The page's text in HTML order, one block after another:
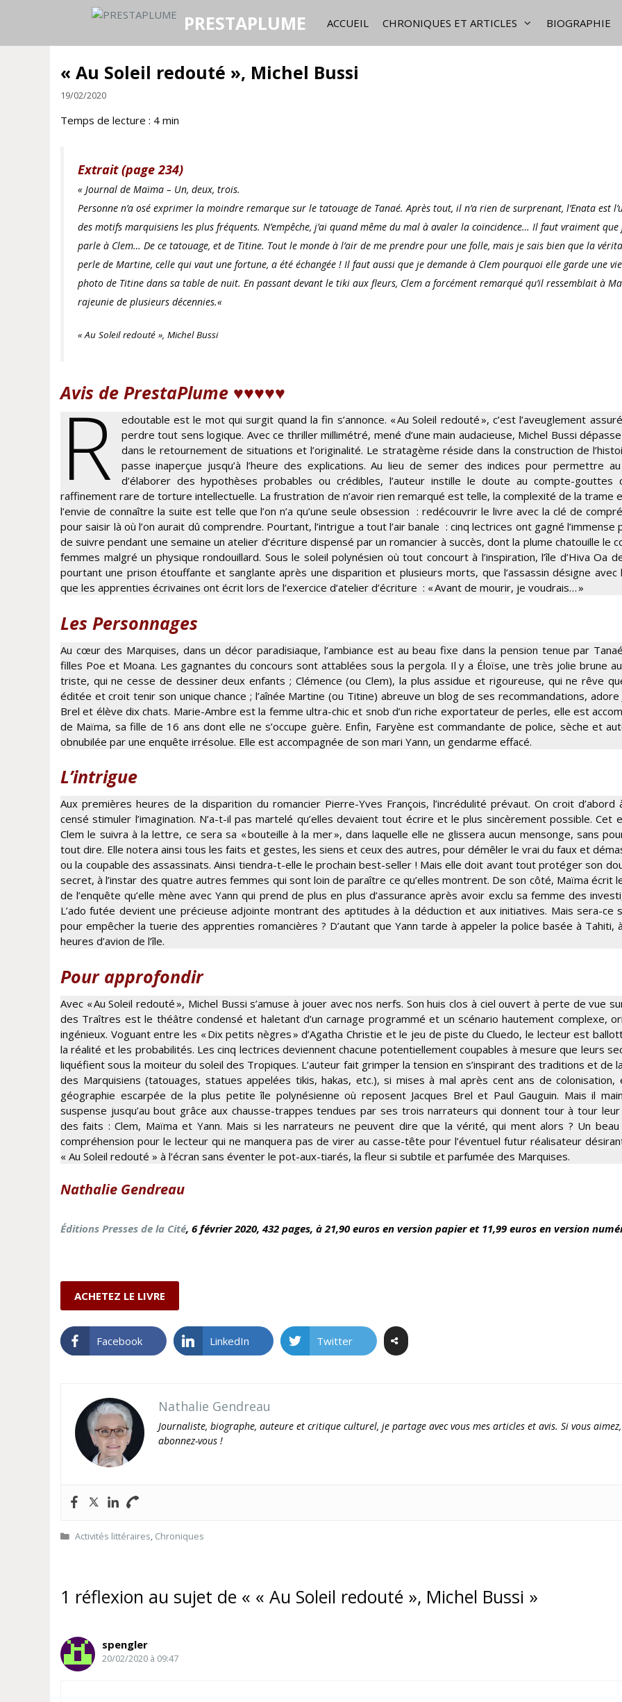
PRESTAPLUME ACCUEIL CHRONIQUES ET ARTICLES BIOGRAPHIE
« Au Soleil redouté », Michel Bussi
19/02/2020
Temps de lecture : 4 min
Extrait (page 234)
« Journal de Maïma – Un, deux, trois.
Personne n’a osé exprimer la moindre remarque sur le tatouage de Tanaé. Après tout, il n’a rien de surprenant, l’Enata est
des motifs marquisiens les plus fréquents. N’empêche, j’ai quand même du mal à avaler la coïncidence… Il faut vraiment que
parle à Clem… De ce tatouage, et de Titine. Tout le monde à l’air de me prendre pour une folle, mais je sais bien que la
perle de Martine, celle qui vaut une fortune, a été échangée ! Il faut aussi que je demande à Clem pourquoi elle garde une
photo de Titine dans sa table de nuit. En passant devant le tiki aux fleurs, Clem a forcément remarqué qu’il ressemblait à
rajeunie de plusieurs décennies.«
« Au Soleil redouté », Michel Bussi
Avis de PrestaPlume ♥♥♥♥♥
R
edoutable est le mot qui surgit quand la fin s’annonce. « Au Soleil redouté », c’est l’aveuglement
perdre tout sens logique. Avec ce thriller millimétré, mené d’une main audacieuse, Michel Bussi
dans le retournement de situations et l’originalité. Le stratagème réside dans la construction de
passe inaperçue jusqu’à l’heure des explications. Au lieu de semer des indices pour permettre
d’élaborer des hypothèses probables ou crédibles, l’auteur instille le doute au compte-gouttes
raffinement rare de torture intellectuelle. La frustration de n’avoir rien remarqué est telle, la complexité de la trame
l’envie de connaître la suite est telle que l’on n’a qu’une seule obsession : redécouvrir le livre avec la clé de
pour saisir là où l’on aurait dû comprendre. Pourtant, l’intrigue a tout l’air banale : cinq lectrices ont gagné l’immense
de suivre pendant une semaine un atelier d’écriture dispensé par un romancier à succès, dont la plume chatouille le
femmes malgré un physique rondouillard. Sous le soleil polynésien où tout concourt à l’inspiration, l’île d’Hiva Oa
pourtant une prison étouffante et sanglante après une disparition et plusieurs morts, que l’assassin désigne
que les apprenties écrivaines ont écrit lors de l’exercice d’atelier d’écriture : « Avant de mourir, je voudrais… »
Les Personnages
Au cœur des Marquises, dans un décor paradisiaque, l’ambiance est au beau fixe dans la pension tenue par
filles Poe et Moana. Les gagnantes du concours sont attablées sous la pergola. Il y a Éloïse, une très jolie brune
triste, qui ne cesse de dessiner deux enfants ; Clémence (ou Clem), la plus assidue et rigoureuse, qui ne rêve
éditée et croit tenir son unique chance ; l’aînée Martine (ou Titine) abreuve un blog de ses recommandations, adore
Brel et élève dix chats. Marie-Ambre est la femme ultra-chic et snob d’un riche exportateur de perles, elle est
de Maïma, sa fille de 16 ans dont elle ne s’occupe guère. Enfin, Faryène est commandante de police, sèche et
obnubilée par une enquête irrésolue. Elle est accompagnée de son mari Yann, un gendarme effacé.
L’intrigue
Aux premières heures de la disparition du romancier Pierre-Yves François, l’incrédulité prévaut. On croit d’abord
censé stimuler l’imagination. N’a-t-il pas martelé qu’elles devaient tout écrire et le plus sincèrement possible. Cet
Clem le suivra à la lettre, ce sera sa « bouteille à la mer », dans laquelle elle ne glissera aucun mensonge, sans
tout dire. Elle notera ainsi tous les faits et gestes, les siens et ceux des autres, pour démêler le vrai du faux et
ou la coupable des assassinats. Ainsi tiendra-t-elle le prochain best-seller ! Mais elle doit avant tout protéger son
secret, à l’instar des quatre autres femmes qui sont loin de paraître ce qu’elles montrent. De son côté, Maïma écrit
de l’enquête qu’elle mène avec Yann qui prend de plus en plus d’assurance après avoir exclu sa femme des
L’ado futée devient une précieuse adjointe montrant des aptitudes à la déduction et aux initiatives. Mais sera-ce
pour empêcher la tuerie des apprenties romancières ? D’autant que Yann tarde à appeler la police basée à Tahiti,
heures d’avion de l’île.
Pour approfondir
Avec « Au Soleil redouté », Michel Bussi s’amuse à jouer avec nos nerfs. Son huis clos à ciel ouvert à perte de vue
des Traîtres est le théâtre condensé et haletant d’un carnage programmé et un scénario hautement complexe,
ingénieux. Voguant entre les « Dix petits nègres » d’Agatha Christie et le jeu de piste du Cluedo, le lecteur est
la réalité et les probabilités. Les cinq lectrices deviennent chacune potentiellement coupables à mesure que leurs
liquéfient sous la moiteur du soleil des Tropiques. L’auteur fait grimper la tension en s’inspirant des traditions et de
des Marquisiens (tatouages, statues appelées tikis, hakas, etc.), si mises à mal après cent ans de colonisation,
géographie escarpée de la plus petite île polynésienne où reposent Jacques Brel et Paul Gauguin. Mais il
suspense jusqu’au bout grâce aux chausse-trappes tendues par ses trois narrateurs qui donnent tour à tour leur
des faits : Clem, Maïma et Yann. Mais si les narrateurs ne peuvent dire que la vérité, qui ment alors ? Un
compréhension pour le lecteur qui ne manquera pas de virer au casse-tête pour l’éventuel futur réalisateur
« Au Soleil redouté » à l’écran sans éventer le pot-aux-tiarés, la fleur si subtile et parfumée des Marquises.
Nathalie Gendreau
Éditions Presses de la Cité, 6 février2020, 432 pages, à 21,90 euros en version papier et 11,99 euros en version
ACHETEZ LE LIVRE
Facebook LinkedIn Twitter
Nathalie Gendreau
Journaliste, biographe, auteure et critique culturel, je partage avec vous mes articles et avis. Si vous aimez,
abonnez-vous !
Catégories
Activités littéraires, Chroniques
1 réflexion au sujet de « « Au Soleil redouté », Michel Bussi »
spengler
20/02/2020 à 09:47